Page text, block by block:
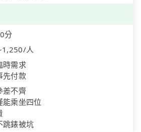
分
人
時需求
先付款
差不齊
能乘坐四位
跳錶被坑